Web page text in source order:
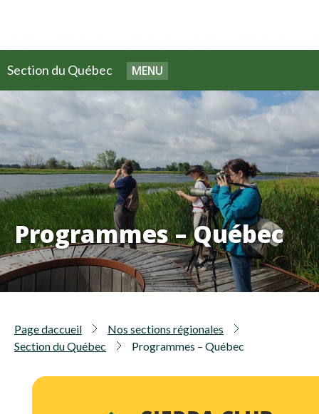
Section du Québec MENU
Programmes – Québec
Page daccueil
Nos sections régionales
Section du Québec
Programmes – Québec